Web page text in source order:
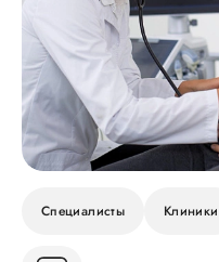
Специалисты Клиники